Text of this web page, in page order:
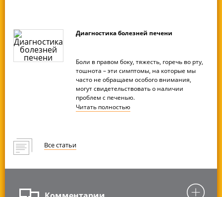
Диагностика болезней печени
Боли в правом боку, тяжесть, горечь во рту,
тошнота – эти симптомы, на которые мы
часто не обращаем особого внимания,
могут свидетельствовать о наличии
проблем с печенью.
Читать полностью
Все статьи